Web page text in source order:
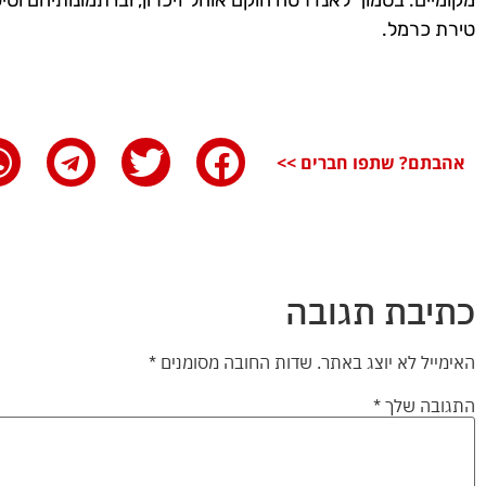
טירת כרמל.
אהבתם? שתפו חברים >>
כתיבת תגובה
האימייל לא יוצג באתר. שדות החובה מסומנים *
התגובה שלך *